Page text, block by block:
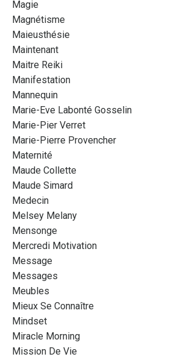
Magie
Magnétisme
Maieusthésie
Maintenant
Maitre Reiki
Manifestation
Mannequin
Marie-Eve Labonté Gosselin
Marie-Pier Verret
Marie-Pierre Provencher
Maternité
Maude Collette
Maude Simard
Medecin
Melsey Melany
Mensonge
Mercredi Motivation
Message
Messages
Meubles
Mieux Se Connaître
Mindset
Miracle Morning
Mission De Vie